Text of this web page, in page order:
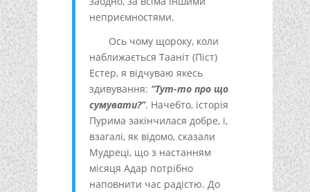
неприємностями.
Ось чому щороку, коли
наближається Тааніт (Піст)
Естер, я відчуваю якесь
здивування: “Тут-то про що
сумувати?”. Начебто, історія
Пурима закінчилася добре, і,
взагалі, як відомо, сказали
Мудреці, що з настанням
місяця Адар потрібно
наповнити час радістю. До